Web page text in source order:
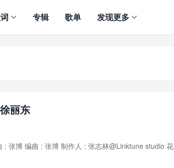
专辑 歌单 发现更多
丽东
张博 编曲 : 张博 制作人 : 张志林@Linktune studio 花